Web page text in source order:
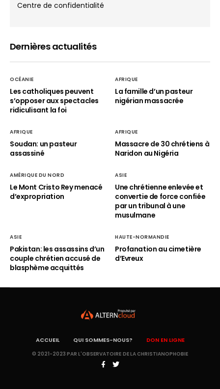
Centre de confidentialité
Dernières actualités
OCÉANIE
Les catholiques peuvent
s’opposer aux spectacles
ridiculisant la foi
AFRIQUE
La famille d’un pasteur
nigérian massacrée
AFRIQUE
Soudan: un pasteur
assassiné
AFRIQUE
Massacre de 30 chrétiens à
Naridon au Nigéria
AMÉRIQUE DU NORD
Le Mont Cristo Rey menacé
d’expropriation
ASIE
Une chrétienne enlevée et
convertie de force confiée
par un tribunal à une
musulmane
ASIE
Pakistan: les assassins d’un
couple chrétien accusé de
blasphème acquittés
HAUTE-NORMANDIE
Profanation au cimetière
d’Evreux
ACCUEIL QUI SOMMES-NOUS? DON EN LIGNE
© 2021-2023 PAR L'OBSERVATOIRE DE LA CHRISTIANOPHOBIE